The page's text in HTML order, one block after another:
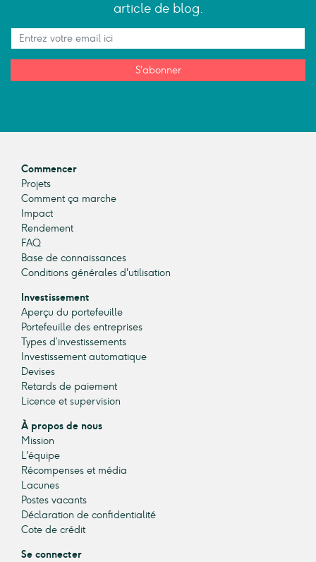
article de blog.
S'abonner
Commencer
Projets
Comment ça marche
Impact
Rendement
FAQ
Base de connaissances
Conditions générales d'utilisation
Investissement
Aperçu du portefeuille
Portefeuille des entreprises
Types d’investissements
Investissement automatique
Devises
Retards de paiement
Licence et supervision
À propos de nous
Mission
L'équipe
Récompenses et média
Lacunes
Postes vacants
Déclaration de confidentialité
Cote de crédit
Se connecter